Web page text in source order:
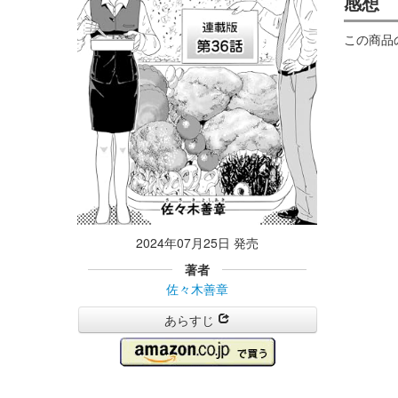
2024年07月25日 発売
著者
佐々木善章
あらすじ
この商品